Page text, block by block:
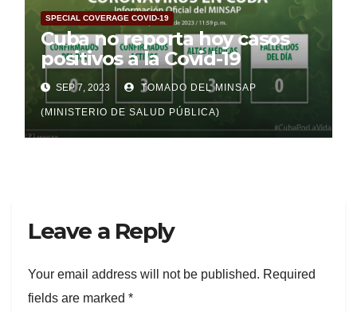
SPECIAL COVERAGE COVID-19
Cuba no reporta hoy casos
positivos a la Covid-19
SEP 7, 2023 TOMADO DEL MINSAP
(MINISTERIO DE SALUD PÚBLICA)
Leave a Reply
Your email address will not be published. Required
fields are marked *